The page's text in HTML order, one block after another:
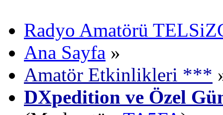
Radyo Amatörü
Ana Sayfa »
Amatör Etkinlikleri ***
DXpedition ve Özel